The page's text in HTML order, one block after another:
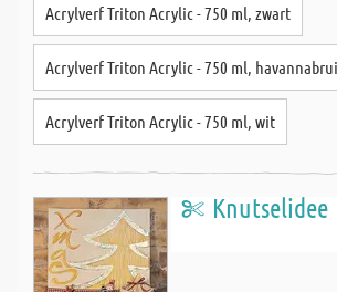
Acrylverf Triton Acrylic - 750 ml, zwart
Acrylverf Triton Acrylic - 750 ml,
Acrylverf Triton Acrylic - 750 ml, wit
Knutselidee